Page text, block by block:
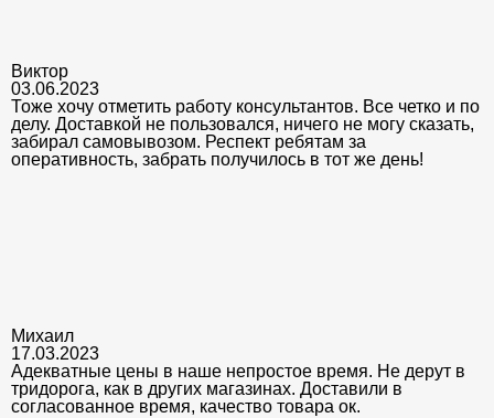
Виктор
03.06.2023
Тоже хочу отметить работу консультантов. Все четко и по
делу. Доставкой не пользовался, ничего не могу сказать,
забирал самовывозом. Респект ребятам за
оперативность, забрать получилось в тот же день!
Михаил
17.03.2023
Адекватные цены в наше непростое время. Не дерут в
тридорога, как в других магазинах. Доставили в
согласованное время, качество товара ок.